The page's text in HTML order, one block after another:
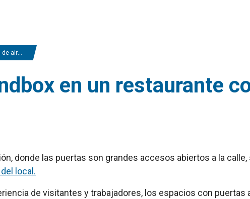
con espectáculo en Madrid
en un restaurante
donde las puertas son grandes accesos abiertos a la calle,
local.
de visitantes y trabajadores, los espacios con puertas